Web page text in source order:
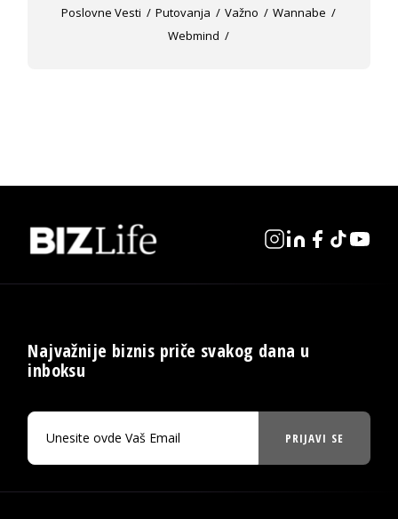
Poslovne Vesti
Putovanja Važno
Wannabe
Webmind
Najvažnije biznis priče svakog dana u
inboksu
PRIJAVI SE